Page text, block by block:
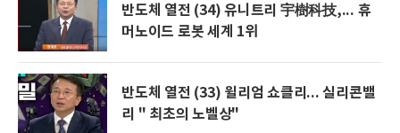
반도체 열전 (34) 유니트리 宇樹科技,... 휴
머노이드 로봇 세계 1위
반도체 열전 (33) 윌리엄 쇼클리... 실리콘밸
리 " 최초의 노벨상"